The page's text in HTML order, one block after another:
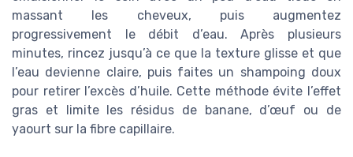
massant les cheveux, puis augmentez
progressivement le débit d’eau. Après plusieurs
minutes, rincez jusqu’à ce que la texture glisse et que
l’eau devienne claire, puis faites un shampoing doux
pour retirer l’excès d’huile. Cette méthode évite l’effet
gras et limite les résidus de banane, d’œuf ou de
yaourt sur la fibre capillaire.